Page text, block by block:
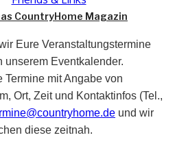
CountryHome Magazin
Eure Veranstaltungstermine
unserem Eventkalender.
Termine mit Angabe von
Ort, Zeit und Kontaktinfos (Tel.,
und wir
diese zeitnah.